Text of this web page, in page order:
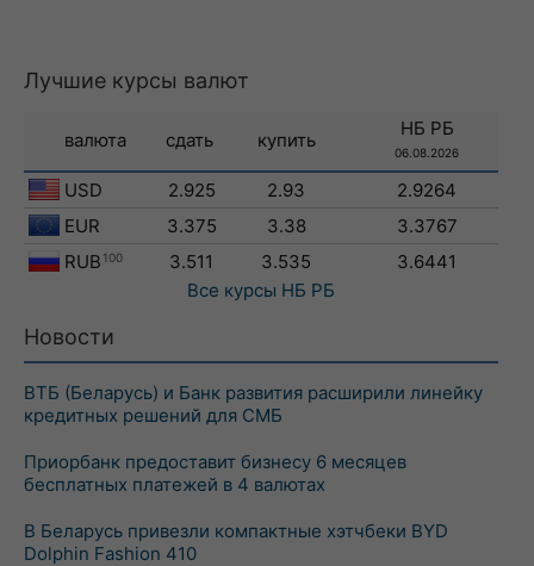
Лучшие курсы валют
валюта сдать купить
НБ РБ
06.08.2026
USD 2.925 2.93
2.9264
EUR
3.375 3.38
3.3767
RUB 100 3.511 3.535
3.6441
Все курсы НБ РБ
Новости
ВТБ (Беларусь) и Банк развития расширили линейку
кредитных решений для СМБ
Приорбанк предоставит бизнесу 6 месяцев
бесплатных платежей в 4 валютах
В Беларусь привезли компактные хэтчбеки BYD
Dolphin Fashion 410